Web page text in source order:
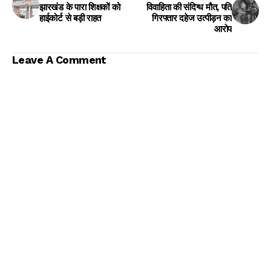
झारखंड के पारा शिक्षकों को
हाईकोर्ट से बड़ी राहत
विवाहिता की संदिग्ध मौत, पति
गिरफ्तार दहेज उत्पीड़न का
आरोप
Leave A Comment